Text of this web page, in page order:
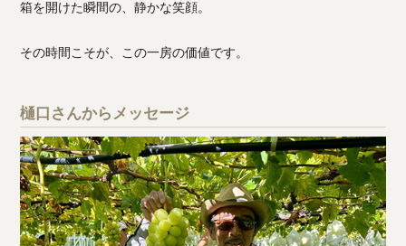
箱を開けた瞬間の、静かな笑顔。
その時間こそが、この一房の価値です。
樋口さんからメッセージ